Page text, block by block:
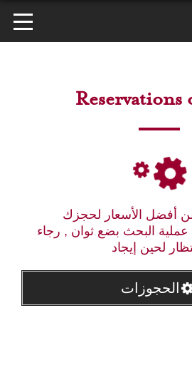
أفضل الأسعار لحجزك
البحث بضع ثوان , رجاء
لحين إيجاد
الحجوزات